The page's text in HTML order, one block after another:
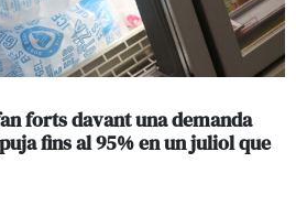
forts davant una demanda
fins al 95% en un juliol que